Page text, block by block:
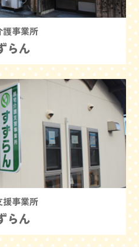
護事業所
らん
援事業所
らん